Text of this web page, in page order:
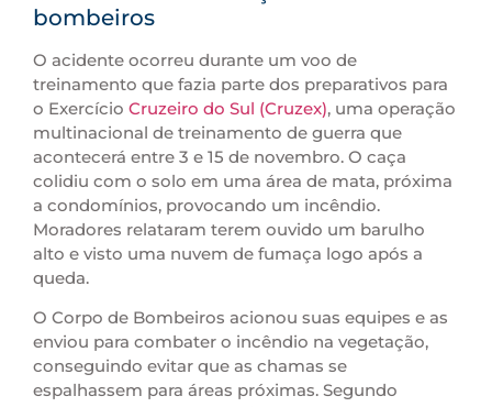
bombeiros
O acidente ocorreu durante um voo de
treinamento que fazia parte dos preparativos para
o Exercício Cruzeiro do Sul (Cruzex), uma operação
multinacional de treinamento de guerra que
acontecerá entre 3 e 15 de novembro. O caça
colidiu com o solo em uma área de mata, próxima
a condomínios, provocando um incêndio.
Moradores relataram terem ouvido um barulho
alto e visto uma nuvem de fumaça logo após a
queda.
O Corpo de Bombeiros acionou suas equipes e as
enviou para combater o incêndio na vegetação,
conseguindo evitar que as chamas se
espalhassem para áreas próximas. Segundo